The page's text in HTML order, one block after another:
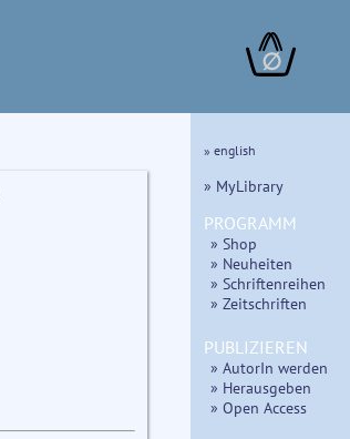
∅
» english
» MyLibrary
PROGRAMM
» Shop
» Neuheiten
» Schriftenreihen
» Zeitschriften
PUBLIZIEREN
» AutorIn werden
» Herausgeben
» Open Access